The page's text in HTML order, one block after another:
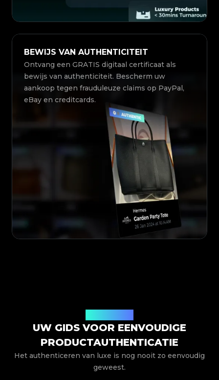
BEWIJS VAN AUTHENTICITEIT
Ontvang een GRATIS digitaal certificaat als
bewijs van authenticiteit. Bescherm uw
aankoop tegen frauduleuze claims op PayPal,
eBay en creditcards.
UW GIDS VOOR EENVOUDIGE
PRODUCTAUTHENTICATIE
Het authenticeren van luxe is nog nooit zo eenvoudig
geweest.